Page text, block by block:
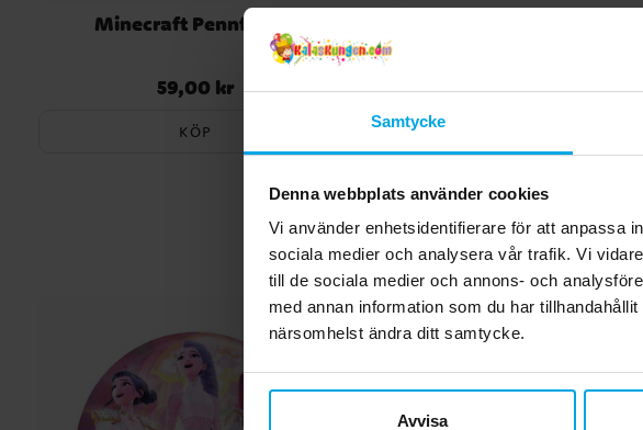
Samtycke
Denna webbplats använder cookies
Vi använder enhetsidentifierare för att anpassa
sociala medier och analysera vår trafik. Vi
till de sociala medier och annons- och
med annan information som du har
närsomhelst ändra ditt samtycke.
Avvisa
Minecraft Pennfodral
Pris:59,00 kr
59,00 kr
KÖP
12,00 kr